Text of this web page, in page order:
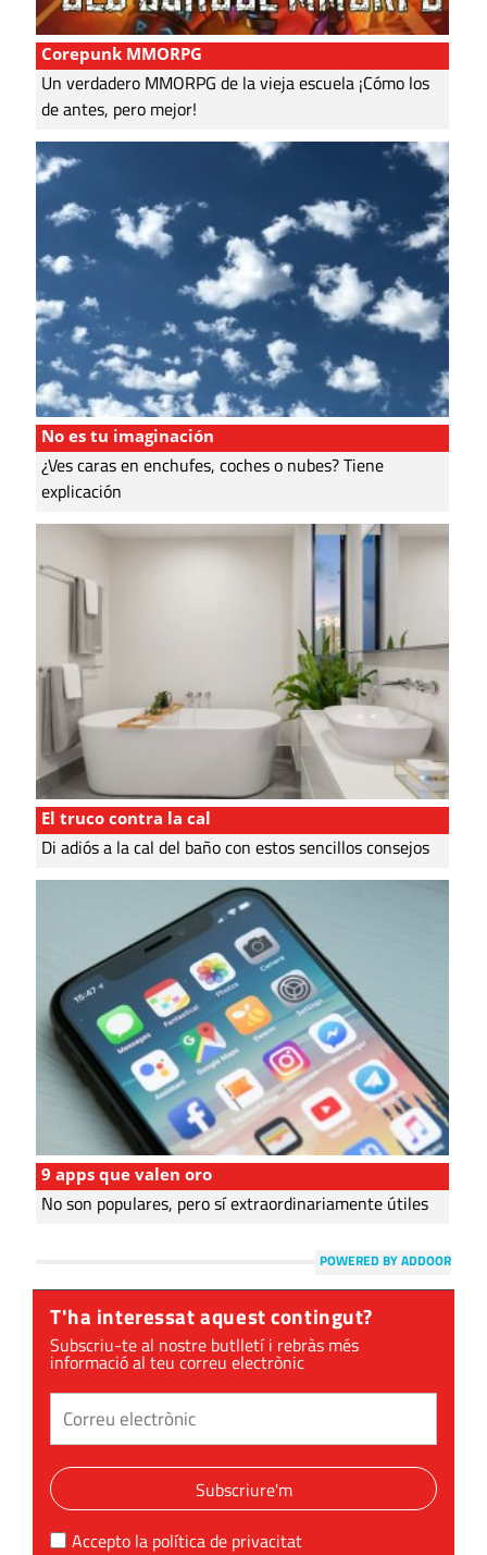
Corepunk MMORPG
Un verdadero MMORPG de la vieja escuela ¡Cómo los
de antes, pero mejor!
No es tu imaginación
¿Ves caras en enchufes, coches o nubes? Tiene
explicación
El truco contra la cal
Di adiós a la cal del baño con estos sencillos consejos
9 apps que valen oro
No son populares, pero sí extraordinariamente útiles
POWERED BY ADDOOR
T'ha interessat aquest contingut?
Subscriu-te al nostre butlletí i rebràs més
informació al teu correu electrònic
Subscriure'm
Accepto la política de privacitat